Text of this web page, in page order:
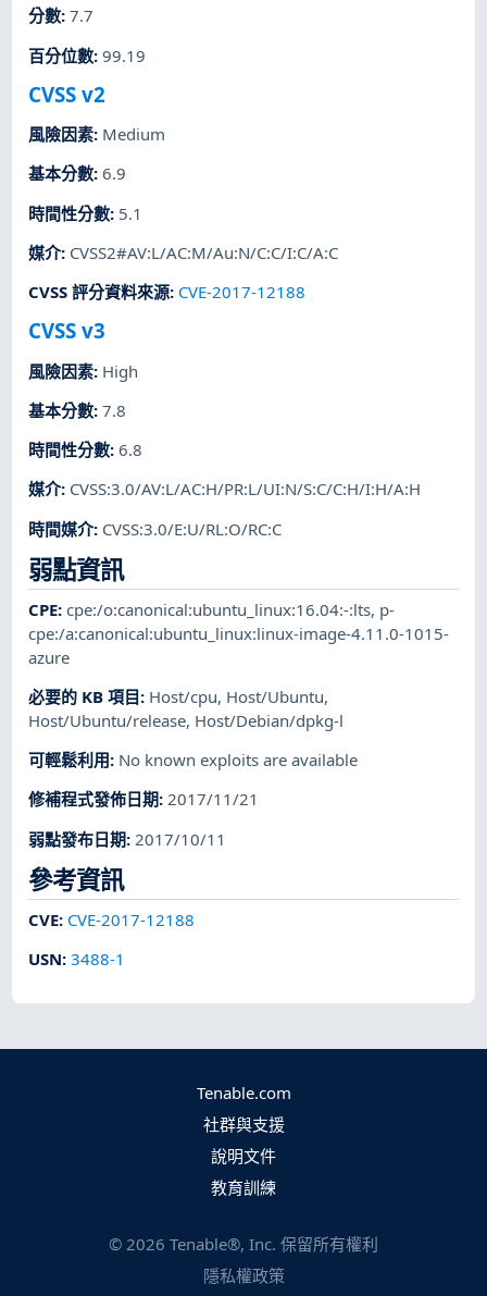
分數:7.7
百分位數:99.19
CVSS v2
風險因素: Medium
基本分數:6.9
時間性分數: 5.1
媒介: CVSS2#AV:L/AC:M/Au:N/C:C/I:C/A:C
CVSS 評分資料來源: CVE-2017-12188
CVSS v3
風險因素: High
基本分數:7.8
時間性分數:6.8
媒介: CVSS:3.0/AV:L/AC:H/PR:L/UI:N/S:C/C:H/I:H/A:H
時間媒介: CVSS:3.0/E:U/RL:O/RC:C
弱點資訊
CPE:cpe:/o:canonical:ubuntu_linux:16.04:-:lts, p-
cpe:/a:canonical:ubuntu_linux:linux-image-4.11.0-1015-
azure
必要的 KB 項目: Host/cpu, Host/Ubuntu,
Host/Ubuntu/release, Host/Debian/dpkg-l
可輕鬆利用: No known exploits are available
修補程式發佈日期:2017/11/21
弱點發布日期: 2017/10/11
參考資訊
CVE: CVE-2017-12188
USN:3488-1
Tenable.com
社群與支援
說明文件
教育訓練
© 2026 Tenable®, Inc. 保留所有權利
隱私權政策